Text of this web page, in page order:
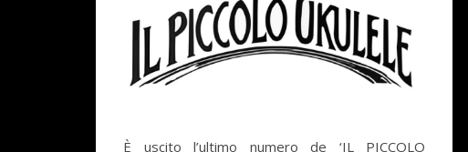
È uscito l’ultimo numero de ‘IL PICCOLO